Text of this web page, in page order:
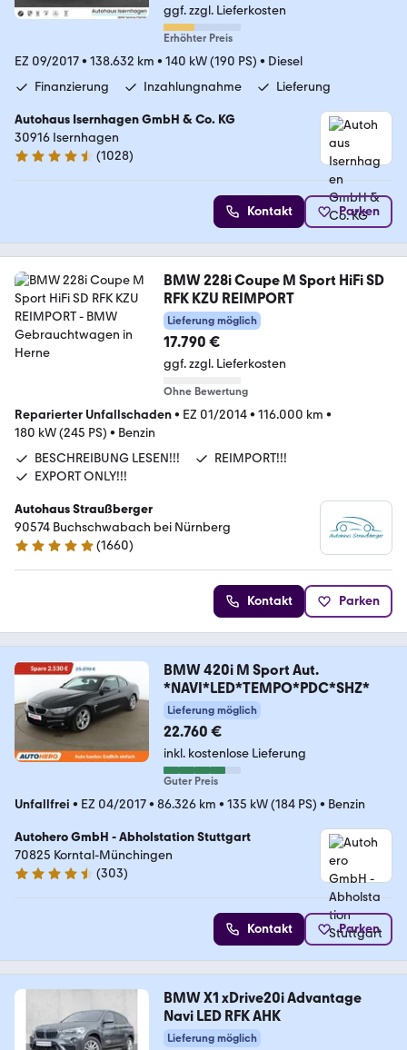
ggf. zzgl. Lieferkosten
Erhöhter Preis
EZ 09/2017• 138.632 km • 140 kW (190 PS) • Diesel
Finanzierung
Inzahlungnahme Lieferung
Autohaus Isernhagen GmbH & Co. KG
30916 Isernhagen
4.5 Sterne
(1028)
Kontakt Parken
BMW 228i Coupe M Sport HiFi SD
RFK KZU REIMPORT
Lieferung möglich
17.790 €
ggf. zzgl. Lieferkosten
Ohne Bewertung
Reparierter Unfallschaden• EZ 01/2014• 116.000 km •
180 kW (245 PS) • Benzin
BESCHREIBUNG LESEN!!!
REIMPORT!!!
EXPORT ONLY!!!
Autohaus Straußberger
90574 Buchschwabach bei Nürnberg
4.9 Sterne
(1660)
Kontakt Parken
BMW 420i M Sport Aut.
*NAVI*LED*TEMPO*PDC*SHZ*
Lieferung möglich
22.760 €
inkl. kostenlose Lieferung
Guter Preis
Unfallfrei • EZ 04/2017• 86.326 km • 135 kW (184 PS) • Benzin
Autohero GmbH - Abholstation Stuttgart
70825 Korntal-Münchingen
4.4 Sterne
(303)
Kontakt Parken
BMW X1 xDrive20i Advantage
Navi LED RFK AHK
Lieferung möglich